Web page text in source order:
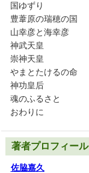
国ゆずり
豊葦原の瑞穂の国
山幸彦と海幸彦
神武天皇
崇神天皇
やまとたけるの命
神功皇后
魂のふるさと
おわりに
著者プロフィール
佐脇嘉久